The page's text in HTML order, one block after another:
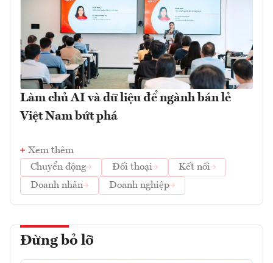
Làm chủ AI và dữ liệu để ngành bán lẻ
Việt Nam bứt phá
Xem thêm
Chuyển động
Đối thoại
Kết nối
Doanh nhân
Doanh nghiệp
Đừng bỏ lỡ